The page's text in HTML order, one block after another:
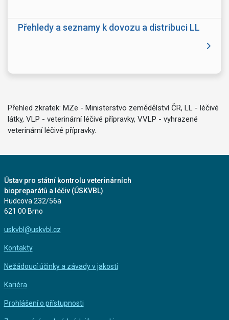
Přehledy a seznamy k dovozu a distribuci LL
Přehled zkratek: MZe - Ministerstvo zemědělství ČR, LL - léčivé
látky, VLP - veterinární léčivé přípravky, VVLP - vyhrazené
veterinární léčivé přípravky.
Ústav pro státní kontrolu veterinárních
biopreparátů a léčiv (ÚSKVBL)
Hudcova 232/56a
621 00 Brno
uskvbl@uskvbl.cz
Kontakty
Nežádoucí účinky a závady v jakosti
Kariéra
Prohlášení o přístupnosti